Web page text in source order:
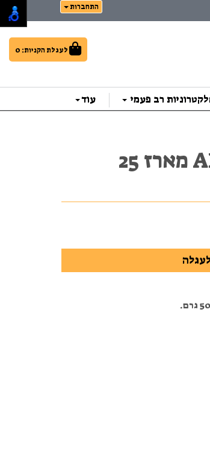
התחברות
לעגלת הקניות: 0
רב פעמי עוד
טבק לעיסה AFZAL מארז 25